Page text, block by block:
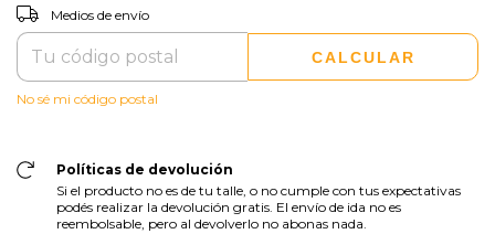
Entregas para el CP:
Medios de envío
CALCULAR
No sé mi código postal
Políticas de devolución
Si el producto no es de tu talle, o no cumple con tus expectativas
podés realizar la devolución gratis. El envío de ida no es
reembolsable, pero al devolverlo no abonas nada.